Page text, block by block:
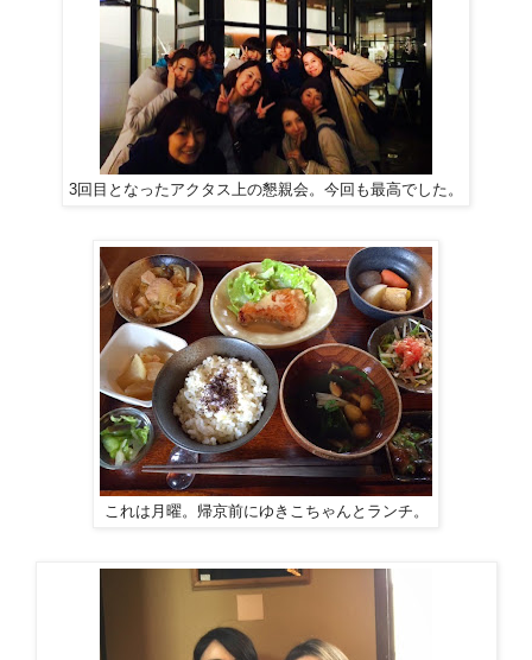
3回目となったアクタス上の懇親会。今回も最高でした。
これは月曜。帰京前にゆきこちゃんとランチ。